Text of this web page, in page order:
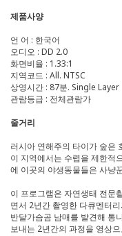
제품사양
언 어 : 한국어
오디오 : DD 2.0
화면비율 : 1.33:1
지역코드 : All. NTSC
상영시간 : 87분. Single Layer
관람등급 : 전체관람가
줄거리
러시아 연해주의 타이가 숲은
이 지역에서는 수렵을 제한적
에 이곳의 야생동물들은 사냥
이 프로그램은 자연생태 전문
면서 2년간 촬영한 다큐멘터
반달가슴곰 남매를 발견해 통
보내는 2년간의 과정을 영상